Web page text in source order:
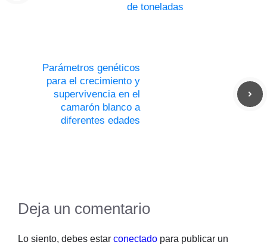
de toneladas
Parámetros genéticos
para el crecimiento y
supervivencia en el
camarón blanco a
diferentes edades
Deja un comentario
Lo siento, debes estar conectado para publicar un